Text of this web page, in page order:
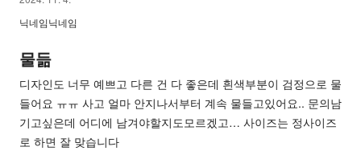
평
가
됨
닉네임닉네임
물듦
디자인도 너무 예쁘고 다른 건 다 좋은데 흰색부분이 검정으로 물
들어요 ㅠㅠ 사고 얼마 안지나서부터 계속 물들고있어요.. 문의남
기고싶은데 어디에 남겨야할지도모르겠고… 사이즈는 정사이즈
로 하면 잘 맞습니다